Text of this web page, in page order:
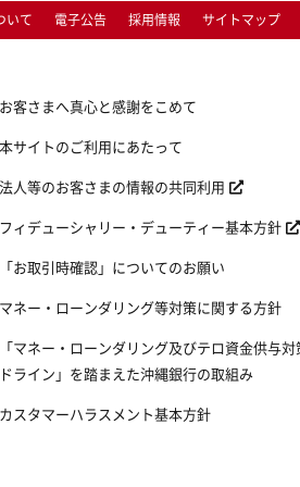
いて 電子公告 採用情報 サイトマップ
お客さまへ真心と感謝をこめて
本サイトのご利用にあたって
法人等のお客さまの情報の共同利用
フィデューシャリー・デューティー基本方針
「お取引時確認」についてのお願い
マネー・ローンダリング等対策に関する方針
「マネー・ローンダリング及びテロ資金供与対
ドライン」を踏まえた沖縄銀行の取組み
カスタマーハラスメント基本方針